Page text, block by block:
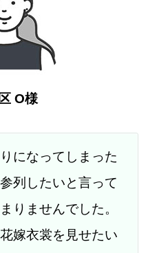
O様
になってしまった
列したいと言って
りませんでした。
嫁衣裳を見せたい